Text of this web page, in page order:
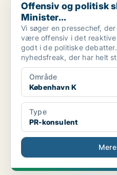
Offensiv og politisk
Minister...
Vi søger en pressechef,
være offensiv i det
godt i de politiske
nyhedsfreak, der har helt
Område
København K
Type
PR-konsulent